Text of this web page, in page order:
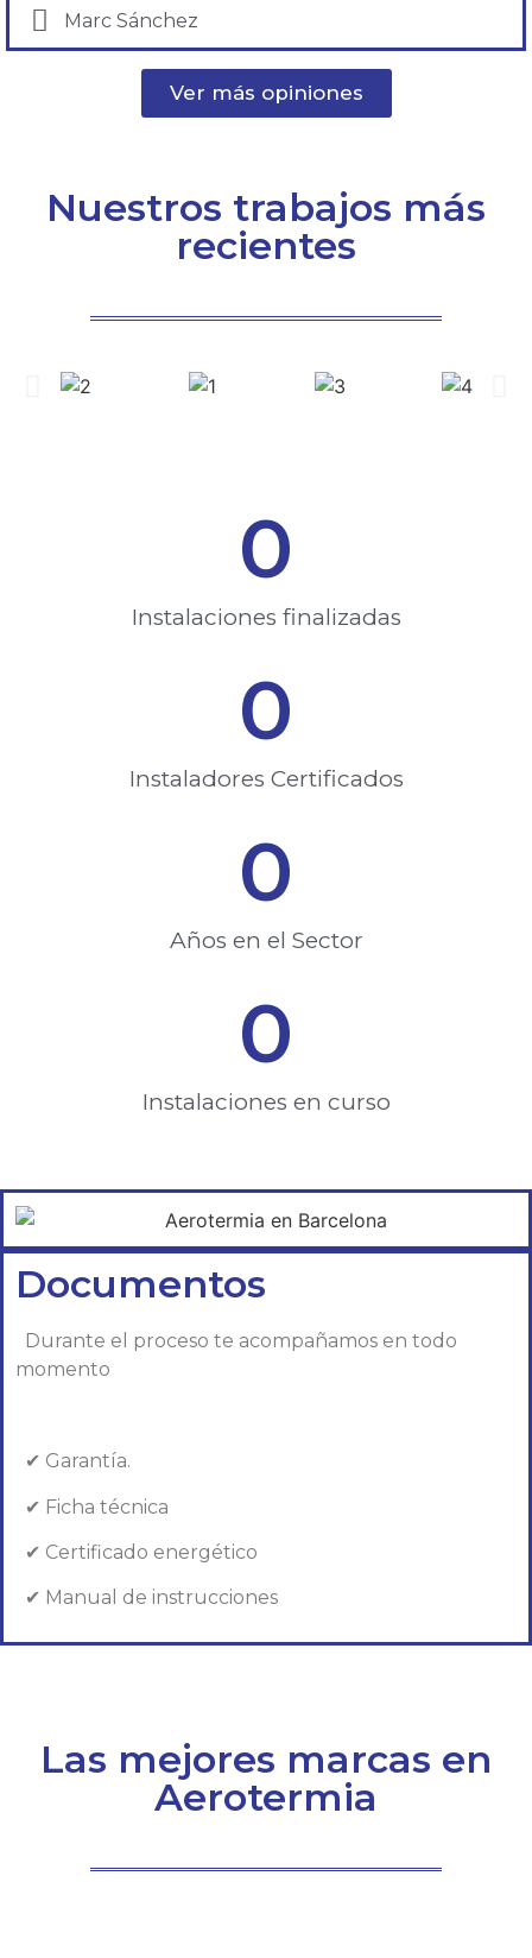
Marc Sánchez
Ver más opiniones
Nuestros trabajos más
recientes
Instalaciones finalizadas​
0
Instaladores Certificados​
0
Años en el Sector
0
Instalaciones en curso
0
Documentos
Durante el proceso te acompañamos en todo
momento
✔ Garantía.
✔ Ficha técnica
✔ Certificado energético
✔ Manual de instrucciones
Las mejores marcas en
Aerotermia